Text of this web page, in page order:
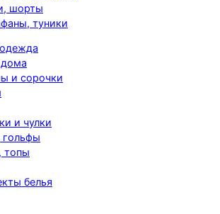
шорты
туники
и сорочки
и чулки
гольфы
топы
белья